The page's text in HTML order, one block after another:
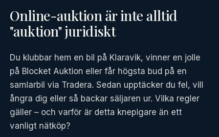
Online-auktion är inte alltid
"auktion" juridiskt
Du klubbar hem en bil på Klaravik, vinner en jolle
på Blocket Auktion eller får högsta bud på en
samlarbil via Tradera. Sedan upptäcker du fel, vill
ångra dig eller så backar säljaren ur. Vilka regler
gäller – och varför är detta knepigare än ett
vanligt nätköp?